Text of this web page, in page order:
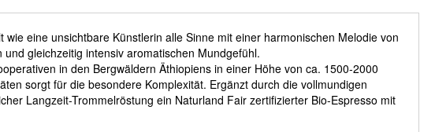
wie eine unsichtbare Künstlerin alle Sinne mit einer harmonischen Melodie von
gleichzeitig intensiv aromatischen Mundgefühl.
in den Bergwäldern Äthiopiens in einer Höhe von ca. 1500-2000
sorgt für die besondere Komplexität. Ergänzt durch die vollmundigen
Langzeit-Trommelröstung ein Naturland Fair zertifizierter Bio-Espresso mit